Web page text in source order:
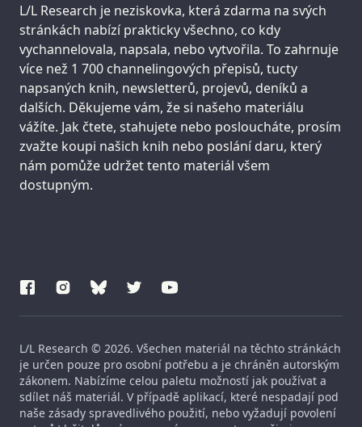
Support us:
L/L Research je neziskovka, která zdarma na svých
stránkách nabízí prakticky všechno, co kdy
vychannelovala, napsala, nebo vytvořila. To zahrnuje
více než 1 700 channelingových přepisů, tucty
napsaných knih, newsletterů, projevů, deníků a
dalších. Děkujeme vám, že si našeho materiálu
vážíte. Jak čtete, stahujete nebo posloucháte, prosím
zvažte koupi našich knih nebo poslání daru, který
nám pomůže udržet tento materiál všem
dostupným.
L/L Research © 2026. Všechen materiál na těchto stránkách
je určen pouze pro osobní potřebu a je chráněn autorským
zákonem. Nabízíme celou paletu možností jak používat a
sdílet náš materiál. V případě aplikací, které nespadají pod
naše zásady spravedlivého použití, nebo vyžadují povolení